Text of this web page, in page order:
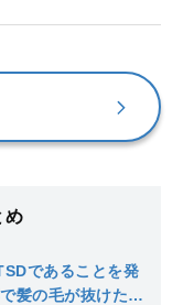
め
であることを発
髪の毛が抜けたこ